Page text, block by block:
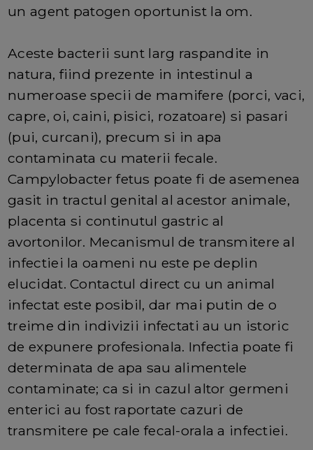
un agent patogen oportunist la om.
Aceste bacterii sunt larg raspandite in
natura, fiind prezente in intestinul a
numeroase specii de mamifere (porci, vaci,
capre, oi, caini, pisici, rozatoare) si pasari
(pui, curcani), precum si in apa
contaminata cu materii fecale.
Campylobacter fetus poate fi de asemenea
gasit in tractul genital al acestor animale,
placenta si continutul gastric al
avortonilor. Mecanismul de transmitere al
infectiei la oameni nu este pe deplin
elucidat. Contactul direct cu un animal
infectat este posibil, dar mai putin de o
treime din indivizii infectati au un istoric
de expunere profesionala. Infectia poate fi
determinata de apa sau alimentele
contaminate; ca si in cazul altor germeni
enterici au fost raportate cazuri de
transmitere pe cale fecal-orala a infectiei.